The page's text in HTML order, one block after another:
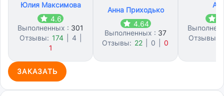
Юлия Максимова
4.6
Выполненных : 301
Отзывы: 174 4
1
Анна Приходько
4.64
Выполненных : 37
Отзывы: 22 0 0
Отзывы:
ЗАКАЗАТЬ